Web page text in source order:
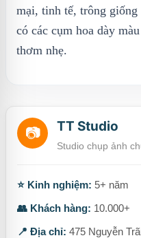
mại, tinh tế, trông
có các cụm hoa dày
thơm nhẹ.
📷 TT Studio
Studio chụp ảnh
⭐ Kinh nghiệm: 5+ năm
👥 Khách hàng: 10.000+
📍 Địa chỉ: 475 Nguyễn